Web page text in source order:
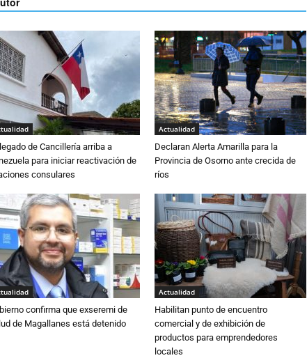
de Cancillería arriba a
para iniciar reactivación de
consulares
Actualidad
Declaran Alerta Amarilla para la
Provincia de Osorno ante crecida de
ríos
confirma que exseremi de
de Magallanes está detenido
Actualidad
Habilitan punto de encuentro
comercial y de exhibición de
productos para emprendedores
locales